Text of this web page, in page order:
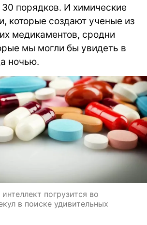
порядков. И химические
которые создают ученые из
медикаментов, сродни
мы могли бы увидеть в
ночью.
погрузится во
в поиске удивительных